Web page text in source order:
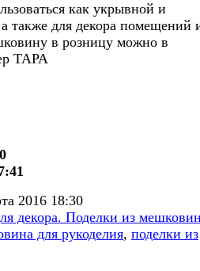
как укрывной и
также для декора помещений
в розницу можно в
ТАРА
2016 18:30
декора. Поделки из
для рукоделия, поделки из